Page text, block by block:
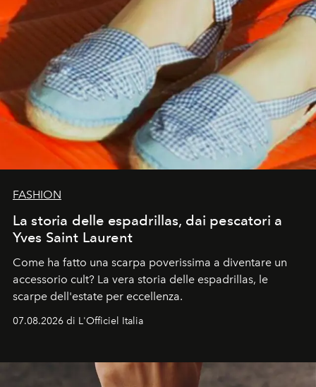
FASHION
La storia delle espadrillas, dai pescatori a
Yves Saint Laurent
Come ha fatto una scarpa poverissima a diventare un
accessorio cult? La vera storia delle espadrillas, le
scarpe dell'estate per eccellenza.
07.08.2026 di L'Officiel Italia